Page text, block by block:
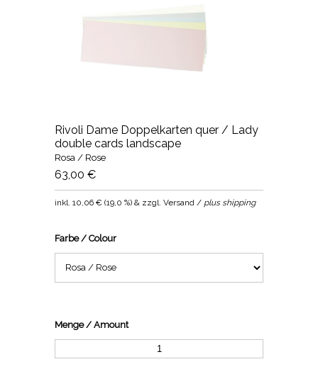
Rivoli Dame Doppelkarten quer / Lady
double cards landscape
Rosa / Rose
63,00 €
inkl.10,06 € (19,0 %) & zzgl. Versand / plus shipping
Farbe / Colour
Menge / Amount